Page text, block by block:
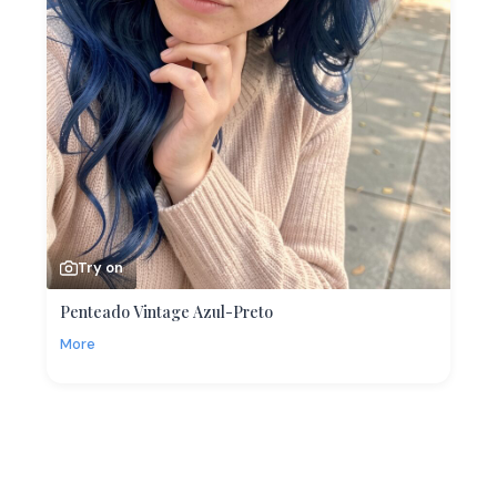
Try on
Penteado Vintage Azul-Preto
More